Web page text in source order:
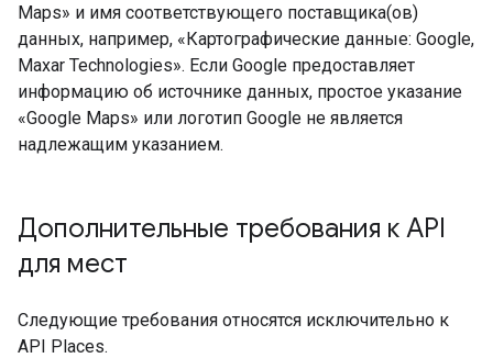
Maps» и имя соответствующего поставщика(ов)
данных, например, «Картографические данные: Google,
Maxar Technologies». Если Google предоставляет
информацию об источнике данных, простое указание
«Google Maps» или логотип Google не является
надлежащим указанием.
Дополнительные требования к API
для мест
Следующие требования относятся исключительно к
API Places.